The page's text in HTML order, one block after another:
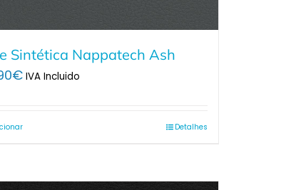
Sintética Nappatech Ash
€ IVA Incluido
Detalhes